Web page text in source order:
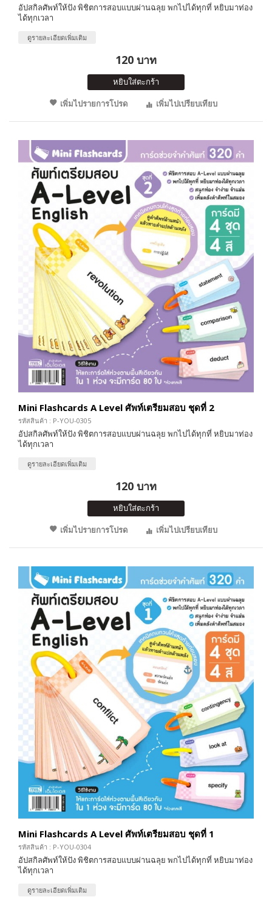
อัปสกิลศัพท์ให้ปัง พิชิตการสอบแบบผ่านฉลุย พกไปได้ทุกที่ หยิบมาท่อง
ได้ทุกเวลา
ดูรายละเอียดเพิ่มเติม
120 บาท
หยิบใส่ตะกร้า
เพิ่มไปรายการโปรด
เพิ่มไปเปรียบเทียบ
Mini Flashcards A Level ศัพท์เตรียมสอบ ชุดที่ 2
รหัสสินค้า : P-YOU-0305
อัปสกิลศัพท์ให้ปัง พิชิตการสอบแบบผ่านฉลุย พกไปได้ทุกที่ หยิบมาท่อง
ได้ทุกเวลา
ดูรายละเอียดเพิ่มเติม
120 บาท
หยิบใส่ตะกร้า
เพิ่มไปรายการโปรด
เพิ่มไปเปรียบเทียบ
Mini Flashcards A Level ศัพท์เตรียมสอบ ชุดที่ 1
รหัสสินค้า : P-YOU-0304
อัปสกิลศัพท์ให้ปัง พิชิตการสอบแบบผ่านฉลุย พกไปได้ทุกที่ หยิบมาท่อง
ได้ทุกเวลา
ดูรายละเอียดเพิ่มเติม